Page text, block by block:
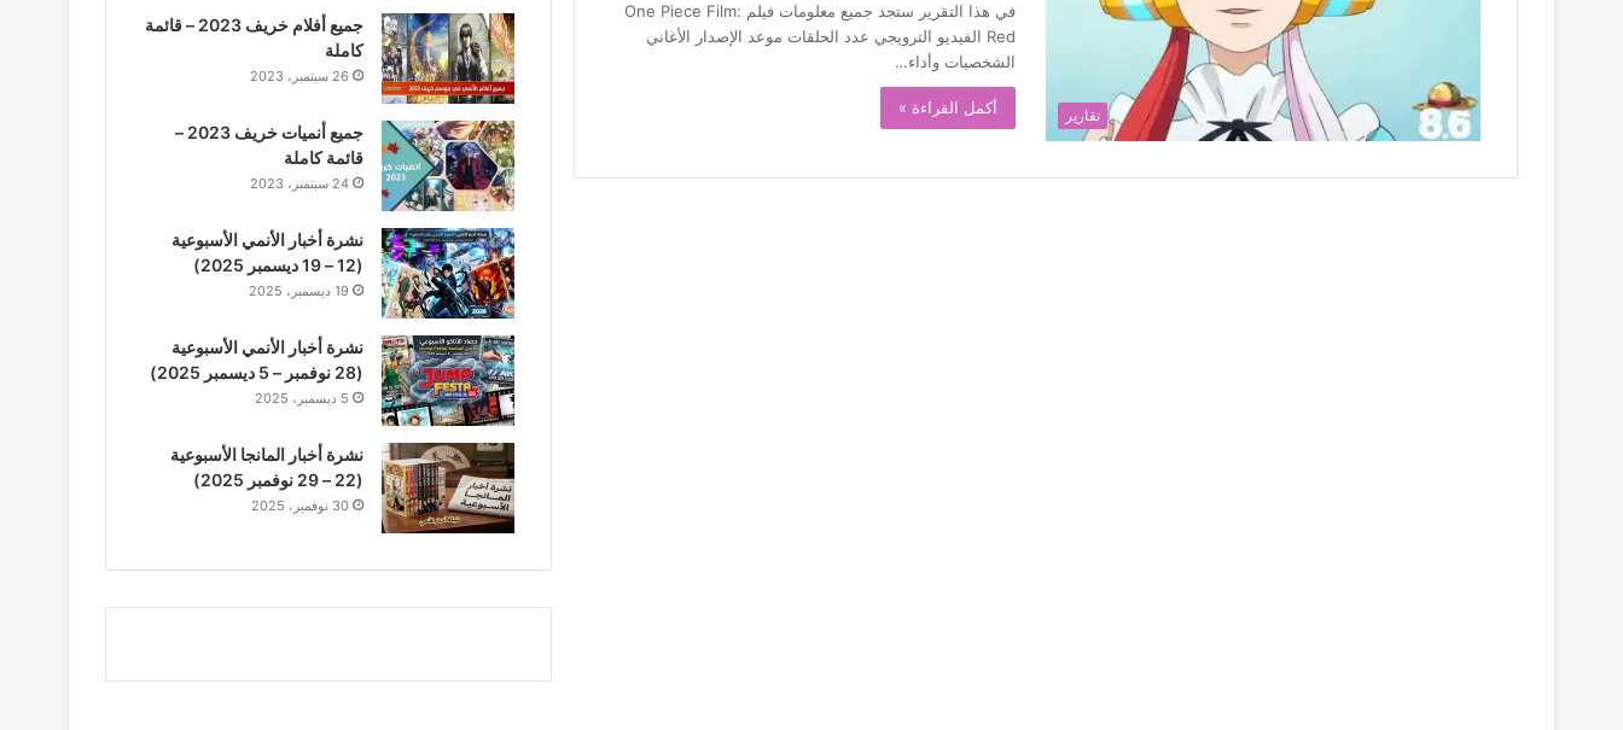
تقارير
في هذا التقرير ستجد جميع معلومات فيلم One Piece Film:
Red الفيديو الترويجي عدد الحلقات موعد الإصدار الأغاني
الشخصيات وأداء…
أكمل القراءة »
جميع أفلام خريف 2023 – قائمة
كاملة
26 سبتمبر، 2023
جميع أنميات خريف 2023 –
قائمة كاملة
24 سبتمبر، 2023
نشرة أخبار الأنمي الأسبوعية
(12 – 19 ديسمبر 2025)
19 ديسمبر، 2025
نشرة أخبار الأنمي الأسبوعية
(28 نوفمبر – 5 ديسمبر 2025)
5 ديسمبر، 2025
نشرة أخبار المانجا الأسبوعية
(22 – 29 نوفمبر 2025)
30 نوفمبر، 2025